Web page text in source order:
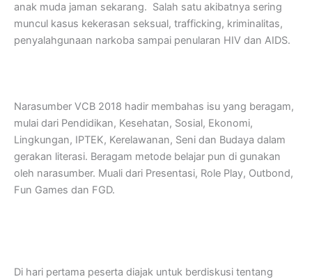
anak muda jaman sekarang. Salah satu akibatnya sering
muncul kasus kekerasan seksual, trafficking, kriminalitas,
penyalahgunaan narkoba sampai penularan HIV dan AIDS.
Narasumber VCB 2018 hadir membahas isu yang beragam,
mulai dari Pendidikan, Kesehatan, Sosial, Ekonomi,
Lingkungan, IPTEK, Kerelawanan, Seni dan Budaya dalam
gerakan literasi. Beragam metode belajar pun di gunakan
oleh narasumber. Muali dari Presentasi, Role Play, Outbond,
Fun Games dan FGD.
Di hari pertama peserta diajak untuk berdiskusi tentang